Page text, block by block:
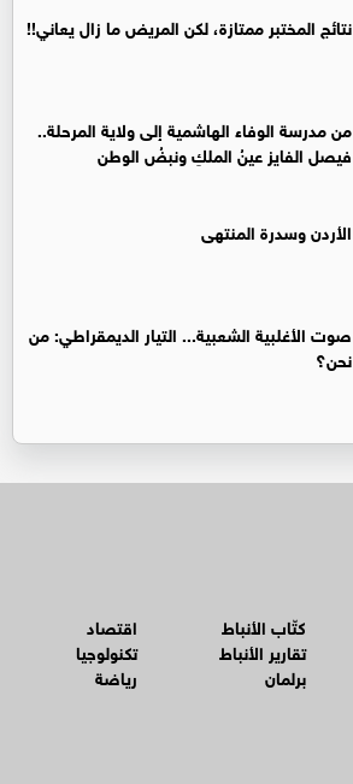
نتائج المختبر ممتازة، لكن المريض ما زال يعاني!!
من مدرسة الوفاء الهاشمية إلى ولاية المرحلة..
فيصل الفايز عينُ الملكِ ونبضُ الوطن
الأردن وسدرة المنتهى
صوت الأغلبية الشعبية... التيار الديمقراطي: من
نحن؟
كتّاب الأنباط
تقارير الأنباط
برلمان
اقتصاد
تكنولوجيا
رياضة